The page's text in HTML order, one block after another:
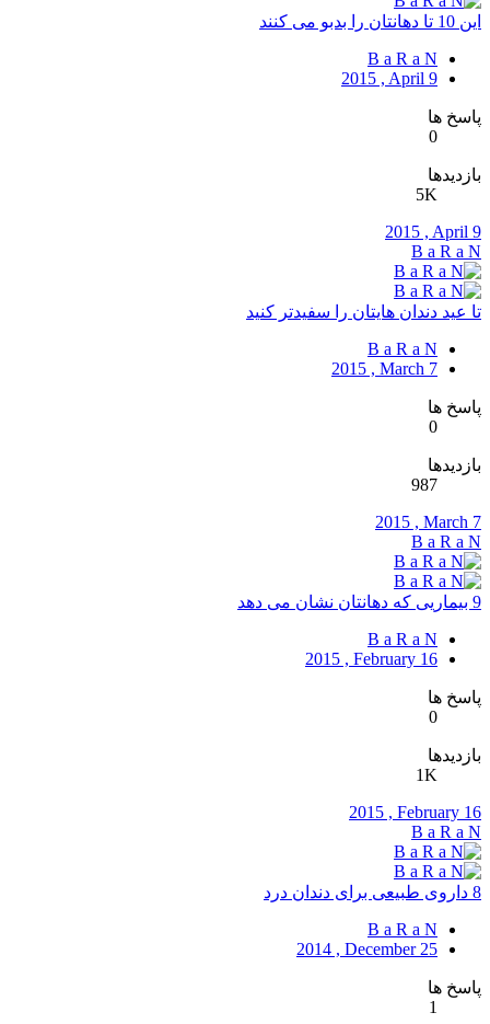
این 10 تا دهانتان را بدبو می کنند
B a R a N
2015 , April 9
پاسخ ها
0
بازدیدها
5K
2015 , April 9
B a R a N
تا عید دندان هایتان را سفیدتر کنید
B a R a N
2015 , March 7
پاسخ ها
0
بازدیدها
987
2015 , March 7
B a R a N
9 بیماریی که دهانتان نشان می دهد
B a R a N
2015 , February 16
پاسخ ها
0
بازدیدها
1K
2015 , February 16
B a R a N
8 داروی طبیعی برای دندان درد
B a R a N
2014 , December 25
پاسخ ها
1